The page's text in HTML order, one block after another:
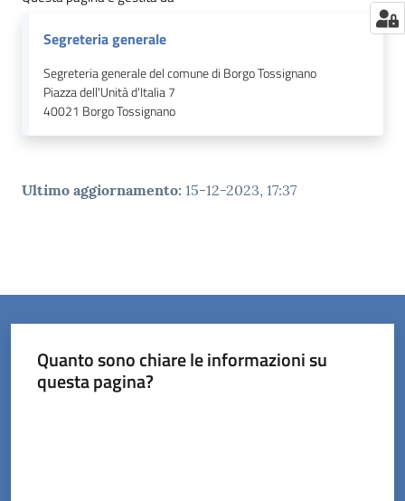
Segreteria generale
Segreteria generale del comune di Borgo Tossignano
Piazza dell'Unità d'Italia 7
40021 Borgo Tossignano
Ultimo aggiornamento: 15-12-2023, 17:37
Quanto sono chiare le informazioni su
questa pagina?